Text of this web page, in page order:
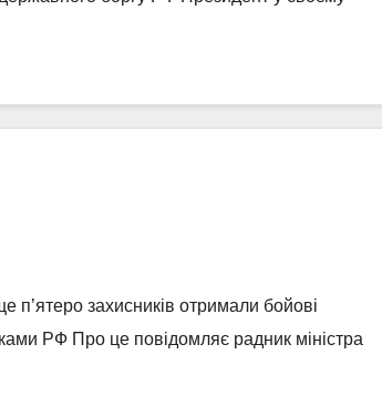
п’ятеро захисників отримали бойові
РФ Про це повідомляє радник міністра